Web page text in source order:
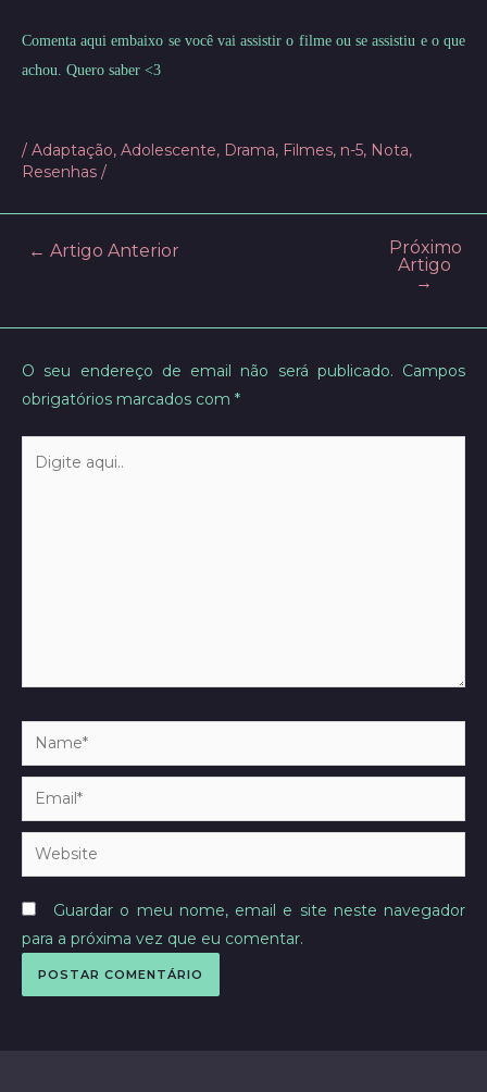
Comenta aqui embaixo se você vai assistir o filme ou se assistiu e o que
achou. Quero saber <3
/ Adaptação, Adolescente, Drama, Filmes, n-5, Nota,
Resenhas /
Post← Artigo Anterior
Próximo
Artigo
→
O seu endereço de email não será publicado. Campos
obrigatórios marcados com *
aqui..
Name*
Email*
Website
Guardar o meu nome, email e site neste navegador
para a próxima vez que eu comentar.